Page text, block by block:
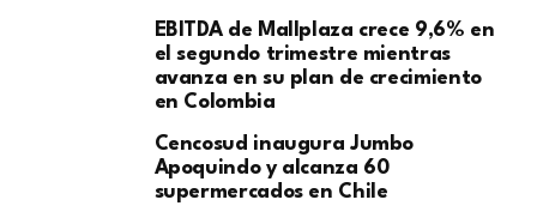
EBITDA de Mallplaza crece 9,6% en
el segundo trimestre mientras
avanza en su plan de crecimiento
en Colombia
Cencosud inaugura Jumbo
Apoquindo y alcanza 60
supermercados en Chile